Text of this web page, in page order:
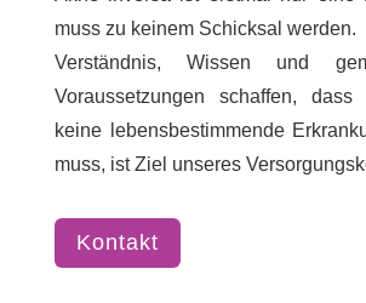
muss zu keinem Schicksal werden.
Verständnis, Wissen und
Voraussetzungen schaffen, dass
keine lebensbestimmende
muss, ist Ziel unseres
Kontakt